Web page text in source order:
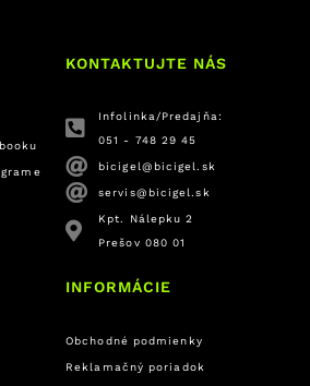
KONTAKTUJTE NÁS
Infolinka/Predajňa:
051 - 748 29 45
bicigel@bicigel.sk
servis@bicigel.sk
Kpt. Nálepku 2
Prešov 080 01
INFORMÁCIE
Obchodné podmienky
Reklamačný poriadok